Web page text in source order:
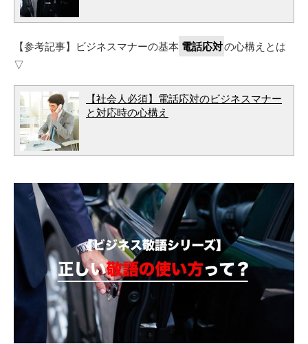
【参考記事】ビジネスマナーの基本 電話応対の心構えとは
▽
【社会人必須】電話応対のビジネスマナー
と対応時の心構え